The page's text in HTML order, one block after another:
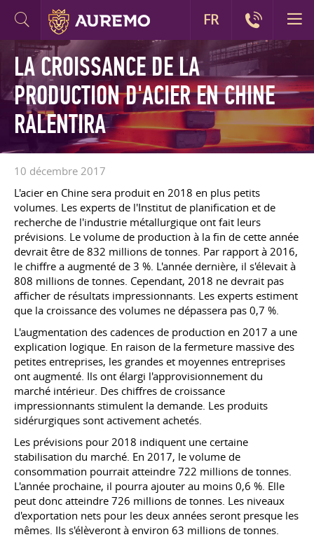
LA CROISSANCE DE LA
PRODUCTION D'ACIER EN CHINE
RALENTIRA
10 décembre 2017
L'acier en Chine sera produit en 2018 en plus petits
volumes. Les experts de l'Institut de planification et de
recherche de l'industrie métallurgique ont fait leurs
prévisions. Le volume de production à la fin de cette année
devrait être de 832 millions de tonnes. Par rapport à 2016,
le chiffre a augmenté de 3 %. L'année dernière, il s'élevait à
808 millions de tonnes. Cependant, 2018 ne devrait pas
afficher de résultats impressionnants. Les experts estiment
que la croissance des volumes ne dépassera pas 0,7 %.
L'augmentation des cadences de production en 2017 a une
explication logique. En raison de la fermeture massive des
petites entreprises, les grandes et moyennes entreprises
ont augmenté. Ils ont élargi l'approvisionnement du
marché intérieur. Des chiffres de croissance
impressionnants stimulent la demande. Les produits
sidérurgiques sont activement achetés.
Les prévisions pour 2018 indiquent une certaine
stabilisation du marché. En 2017, le volume de
consommation pourrait atteindre 722 millions de tonnes.
L'année prochaine, il pourra ajouter au moins 0,6 %. Elle
peut donc atteindre 726 millions de tonnes. Les niveaux
d'exportation nets pour les deux années seront presque les
mêmes. Ils s'élèveront à environ 63 millions de tonnes.
FR